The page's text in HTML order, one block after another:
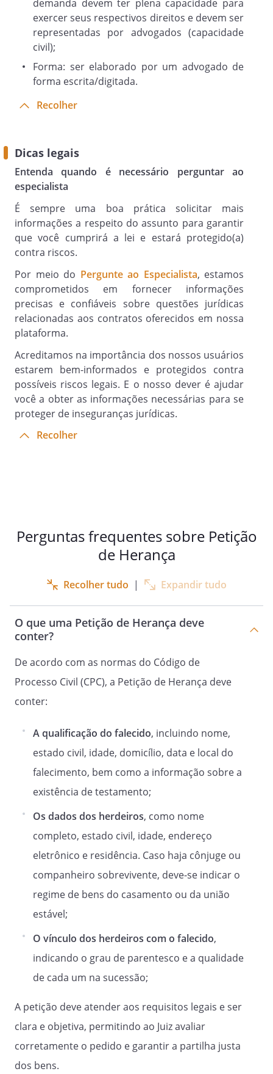
Dessa forma, tendo em vista a relação da
parte Autora, devidamente
mencionada acima, faz jus ao
reconhecimento do seu direito e à
611 do Código de Processo Civil, requer
de Vossa Excelência:
A total procedência da ação para a
declaração do Autor na condição de
herdeiro, bem como seja determinada
a restituição da herança que lhe é
do espólio;
A condenação do réu ao pagamento
de honorários advocatícios nos
parâmetros previstos no art. 85, §2º do
CPC.
Dos Requerimentos
A citação do Réu para responder,
querendo;
A produção de todas as provas
admitidas em direito.
,
demanda devem ter plena capacidade para
exercer seus respectivos direitos e devem ser
representadas por advogados (capacidade
civil);
Forma: ser elaborado por um advogado de
forma escrita/digitada.
Recolher
Dicas legais
Entenda quando é necessário perguntar ao
especialista
É sempre uma boa prática solicitar mais
informações a respeito do assunto para garantir
que você cumprirá a lei e estará protegido(a)
contra riscos.
Por meio do Pergunte ao Especialista, estamos
comprometidos em fornecer informações
precisas e confiáveis sobre questões jurídicas
relacionadas aos contratos oferecidos em nossa
plataforma.
Acreditamos na importância dos nossos usuários
estarem bem-informados e protegidos contra
possíveis riscos legais. E o nosso dever é ajudar
você a obter as informações necessárias para se
proteger de inseguranças jurídicas.
Recolher
Perguntas frequentes sobre Petição
de Herança
Recolher tudo | Expandir tudo
O que uma Petição de Herança deve
conter?
De acordo com as normas do Código de
Processo Civil (CPC), a Petição de Herança deve
conter:
A qualificação do falecido, incluindo nome,
estado civil, idade, domicílio, data e local do
falecimento, bem como a informação sobre a
existência de testamento;
Os dados dos herdeiros, como nome
completo, estado civil, idade, endereço
eletrônico e residência. Caso haja cônjuge ou
companheiro sobrevivente, deve-se indicar o
regime de bens do casamento ou da união
estável;
O vínculo dos herdeiros com o falecido,
indicando o grau de parentesco e a qualidade
de cada um na sucessão;
A petição deve atender aos requisitos legais e ser
clara e objetiva, permitindo ao Juiz avaliar
corretamente o pedido e garantir a partilha justa
dos bens.